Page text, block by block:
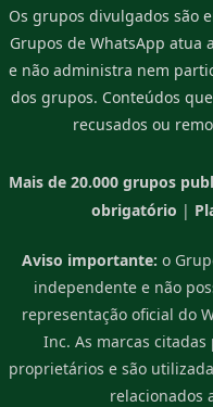
Os grupos divulgados são
Grupos de WhatsApp atua
e não administra nem
dos grupos. Conteúdos
recusados ou
Mais de 20.000 grupos
obrigatório |
Aviso importante: o
independente e não
representação oficial do
Inc. As marcas
proprietários e são
relacionados